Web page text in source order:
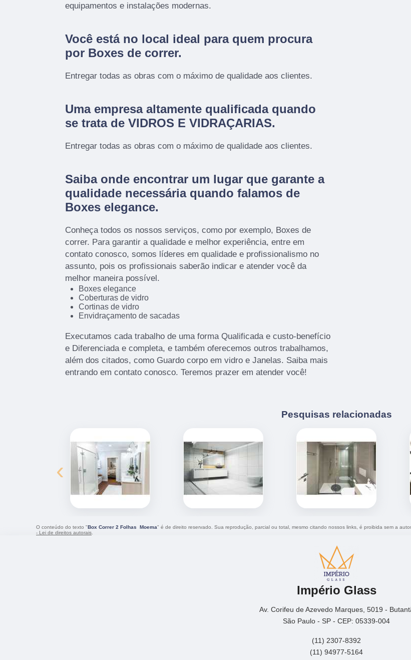
equipamentos e instalações modernas.
Você está no local ideal para quem procura
por Boxes de correr.
Entregar todas as obras com o máximo de qualidade aos clientes.
Uma empresa altamente qualificada quando
se trata de VIDROS E VIDRAÇARIAS.
Entregar todas as obras com o máximo de qualidade aos clientes.
Saiba onde encontrar um lugar que garante a
qualidade necessária quando falamos de
Boxes elegance.
Conheça todos os nossos serviços, como por exemplo, Boxes de
correr. Para garantir a qualidade e melhor experiência, entre em
contato conosco, somos líderes em qualidade e profissionalismo no
assunto, pois os profissionais saberão indicar e atender você da
melhor maneira possível.
Boxes elegance
Coberturas de vidro
Cortinas de vidro
Envidraçamento de sacadas
Executamos cada trabalho de uma forma Qualificada e custo-benefício
e Diferenciada e completa, e também oferecemos outros trabalhamos,
além dos citados, como Guardo corpo em vidro e Janelas. Saiba mais
entrando em contato conosco. Teremos prazer em atender você!
Pesquisas relacionadas
‹
O conteúdo do texto "Box Correr 2 Folhas Moema" é de direito reservado. Sua reprodução, parcial ou total, mesmo citando nossos links, é proibida sem a
- Lei de direitos autorais
Império Glass
Av. Corifeu de Azevedo Marques, 5019 -
São Paulo - SP - CEP: 05339-004
(11) 2307-8392
(11) 94977-5164